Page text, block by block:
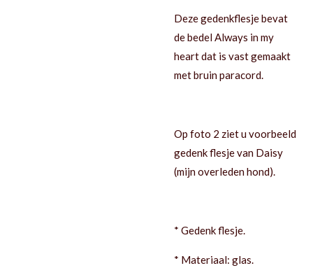
Deze gedenkflesje bevat
de bedel Always in my
heart dat is vast gemaakt
met bruin paracord.
Op foto 2 ziet u voorbeeld
gedenk flesje van Daisy
(mijn overleden hond).
* Gedenk flesje.
* Materiaal: glas.